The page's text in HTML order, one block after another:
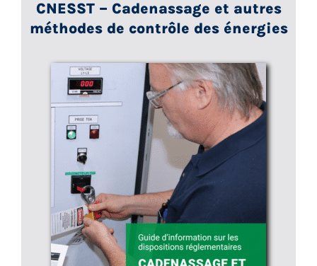
CNESST – Cadenassage et autres
méthodes de contrôle des énergies